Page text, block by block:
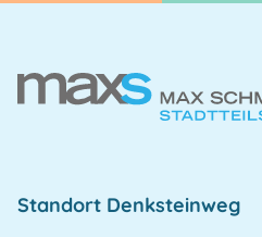
Standort Denksteinweg